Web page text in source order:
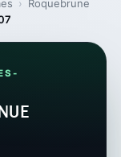
› Roquebrune